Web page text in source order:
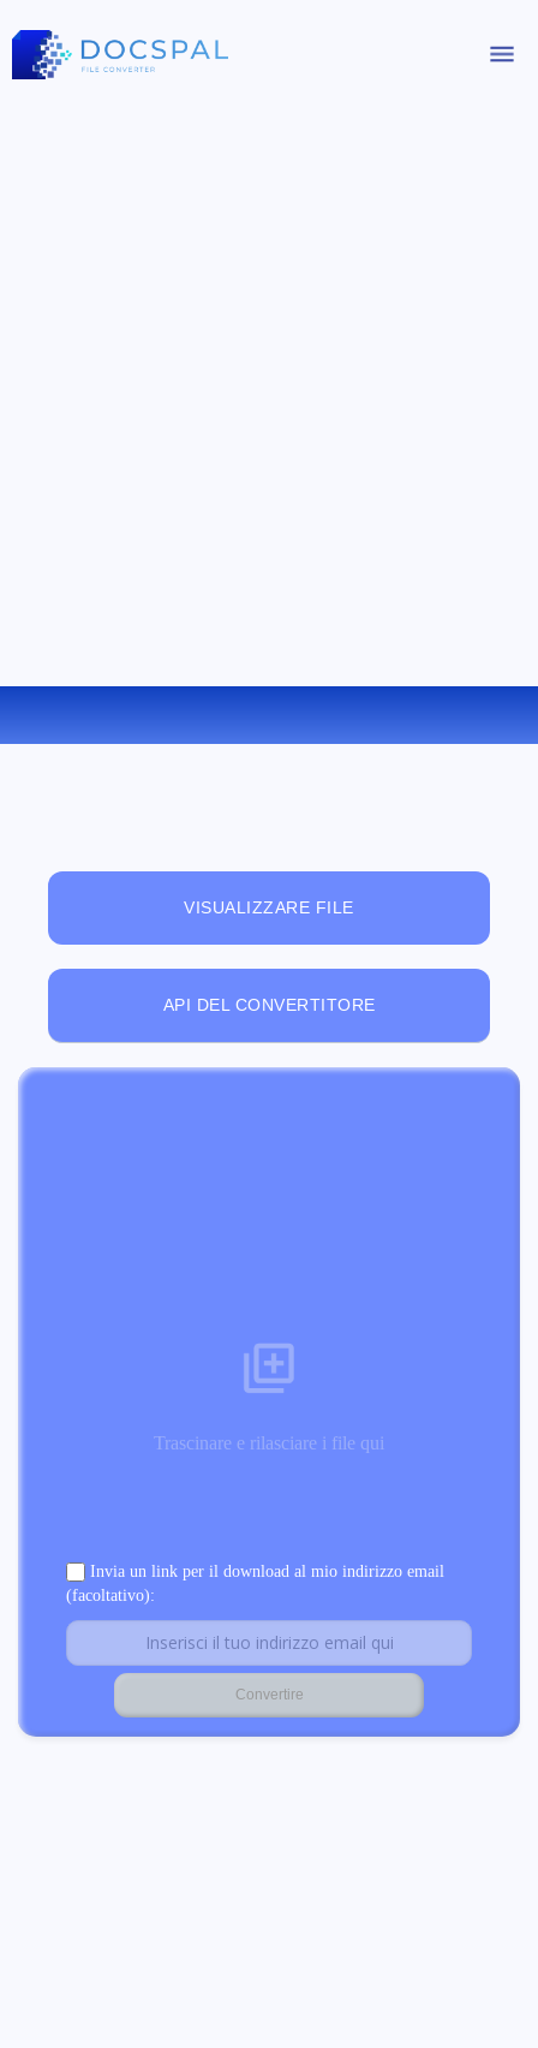
CONVERTIRE WEBM IN 3GP ONLINE
VISUALIZZARE FILE
API DEL CONVERTITORE
Trascinare e rilasciare i file qui
Invia un link per il download al mio indirizzo email
(facoltativo):